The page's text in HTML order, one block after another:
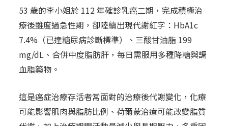
53 歲的李小姐於 112 年確診乳癌二期，完成積極治
療後雖度過急性期，卻陸續出現代謝紅字：HbA1c
7.4%（已達糖尿病診斷標準）、三酸甘油脂 199
mg/dL、合併中度脂肪肝，每日需服用多種降糖與調
血脂藥物。
這是癌症治療存活者常面對的治療後代謝變化，化療
可能影響肌肉與脂肪比例、荷爾蒙治療可能改變脂質